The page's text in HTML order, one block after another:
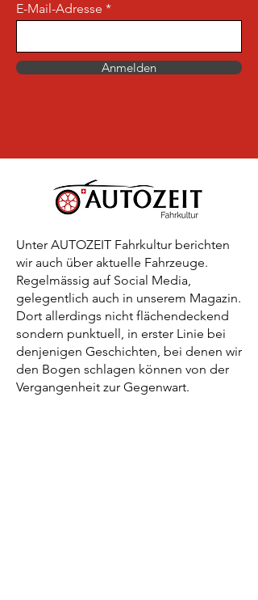
E-Mail-Adresse
Anmelden
Unter AUTOZEIT Fahrkultur berichten
wir auch über aktuelle Fahrzeuge.
Regelmässig auf Social Media,
gelegentlich auch in unserem Magazin.
Dort allerdings nicht flächendeckend
sondern punktuell, in erster Linie bei
denjenigen Geschichten, bei denen wir
den Bogen schlagen können von der
Vergangenheit zur Gegenwart.